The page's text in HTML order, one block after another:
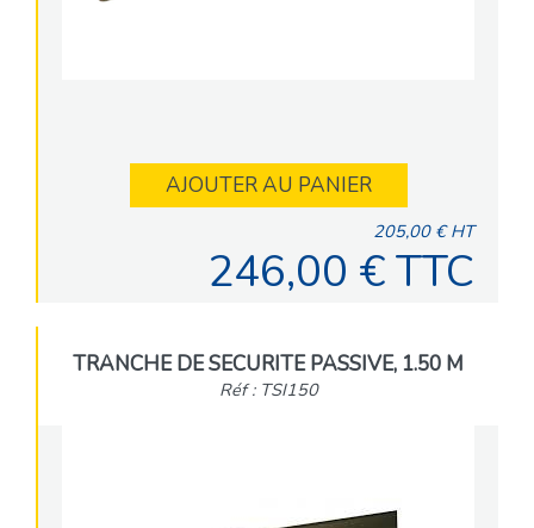
AJOUTER AU PANIER
205,00 € HT
246,00 € TTC
TRANCHE DE SECURITE PASSIVE, 1.50 M
Réf : TSI150